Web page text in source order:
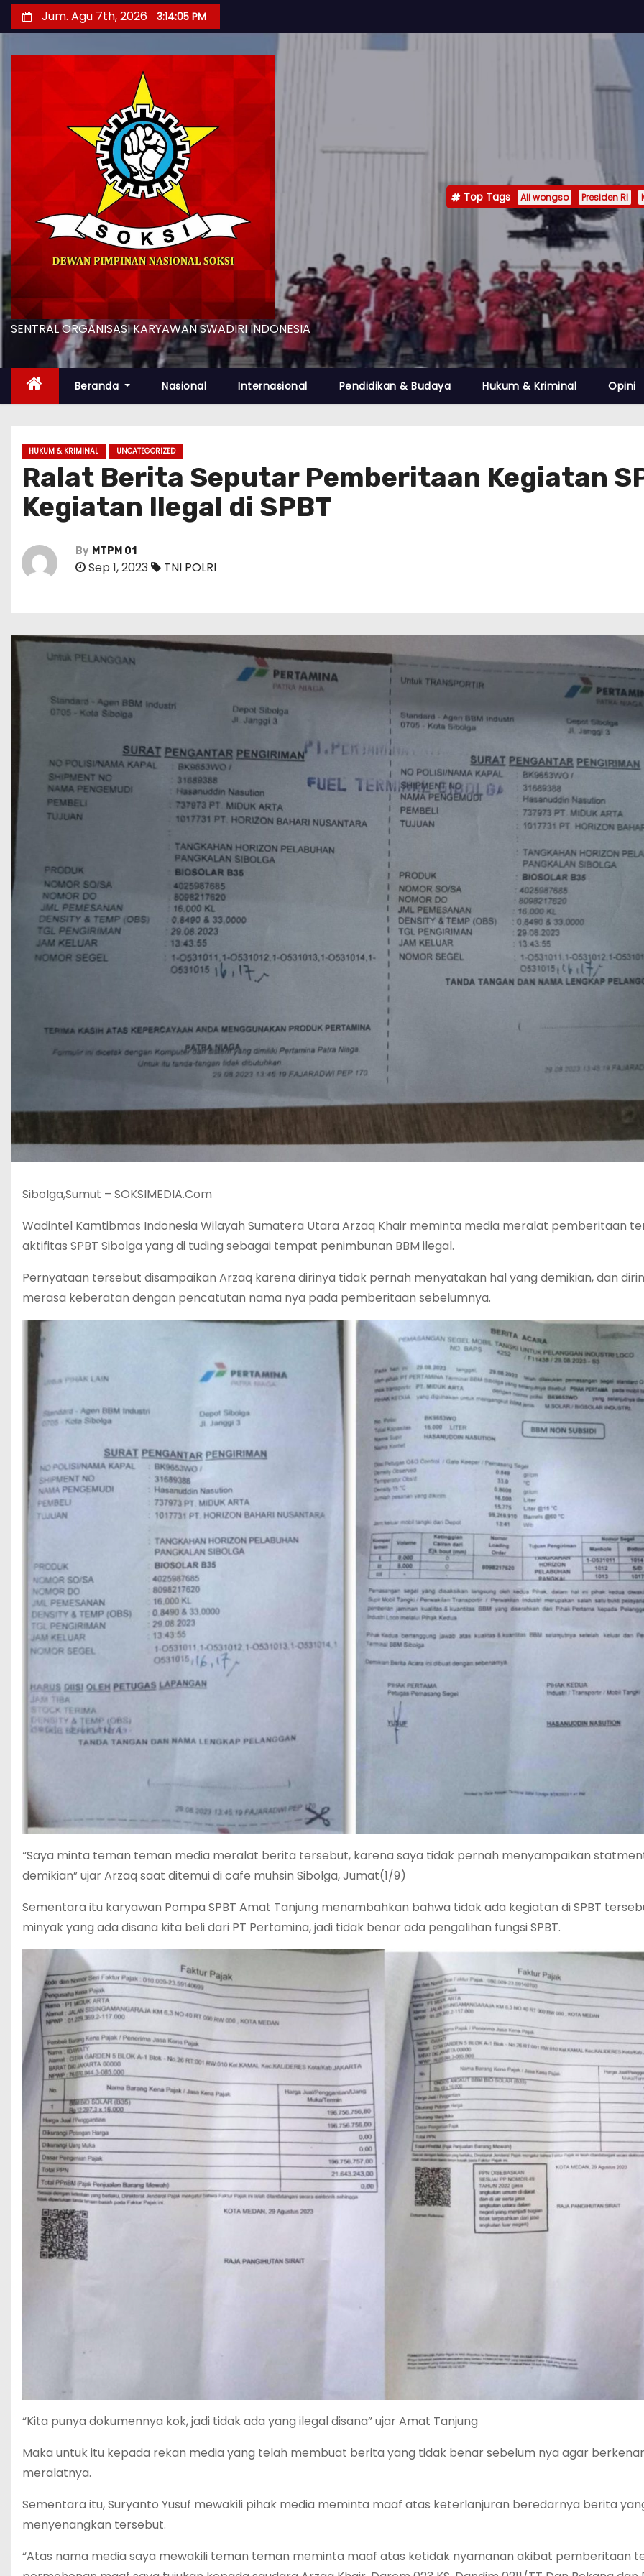
k
t
Jum. Agu 7th, 2026 3:14:08 PM
SENTRAL ORGANISASI KARYAWAN SWADIRI INDONESIA
Top Tags Ali wongso Presiden RI
Beranda Nasional Internasional Pendidikan & Budaya Hukum & Kriminal Opini
HUKUM & KRIMINAL UNCATEGORIZED
Ralat Berita Seputar Pemberitaan Kegiatan
Kegiatan Ilegal di SPBT
By MTPM 01
Sep 1, 2023 TNI POLRI
Sibolga,Sumut – SOKSIMEDIA.Com
Wadintel Kamtibmas Indonesia Wilayah Sumatera Utara Arzaq Khair meminta media meralat pemberitaan
aktifitas SPBT Sibolga yang di tuding sebagai tempat penimbunan BBM ilegal.
Pernyataan tersebut disampaikan Arzaq karena dirinya tidak pernah menyatakan hal yang demikian, dan
merasa keberatan dengan pencatutan nama nya pada pemberitaan sebelumnya.
“Saya minta teman teman media meralat berita tersebut, karena saya tidak pernah menyampaikan
demikian” ujar Arzaq saat ditemui di cafe muhsin Sibolga, Jumat(1/9)
Sementara itu karyawan Pompa SPBT Amat Tanjung menambahkan bahwa tidak ada kegiatan di SPBT
minyak yang ada disana kita beli dari PT Pertamina, jadi tidak benar ada pengalihan fungsi SPBT.
“Kita punya dokumennya kok, jadi tidak ada yang ilegal disana” ujar Amat Tanjung
Maka untuk itu kepada rekan media yang telah membuat berita yang tidak benar sebelum nya agar
meralatnya.
Sementara itu, Suryanto Yusuf mewakili pihak media meminta maaf atas keterlanjuran beredarnya berita
menyenangkan tersebut.
“Atas nama media saya mewakili teman teman meminta maaf atas ketidak nyamanan akibat pemberitaan